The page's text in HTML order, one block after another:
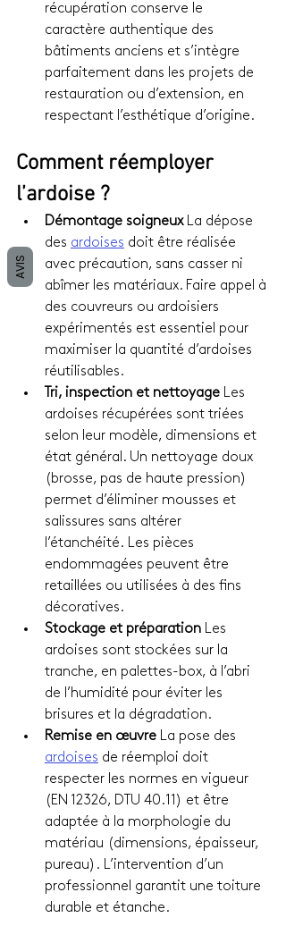
récupération conserve le
caractère authentique des
bâtiments anciens et s’intègre
parfaitement dans les projets de
restauration ou d’extension, en
respectant l’esthétique d’origine.
Comment réemployer
l’ardoise ?
Démontage soigneux La dépose
des ardoises doit être réalisée
avec précaution, sans casser ni
abîmer les matériaux. Faire appel à
des couvreurs ou ardoisiers
expérimentés est essentiel pour
maximiser la quantité d’ardoises
réutilisables.
Tri, inspection et nettoyage Les
ardoises récupérées sont triées
selon leur modèle, dimensions et
état général. Un nettoyage doux
(brosse, pas de haute pression)
permet d’éliminer mousses et
salissures sans altérer
l’étanchéité. Les pièces
endommagées peuvent être
retaillées ou utilisées à des fins
décoratives.
Stockage et préparation Les
ardoises sont stockées sur la
tranche, en palettes-box, à l’abri
de l’humidité pour éviter les
brisures et la dégradation.
Remise en œuvre La pose des
ardoises de réemploi doit
respecter les normes en vigueur
(EN 12326, DTU 40.11) et être
adaptée à la morphologie du
matériau (dimensions, épaisseur,
pureau). L’intervention d’un
professionnel garantit une toiture
durable et étanche.
AVIS